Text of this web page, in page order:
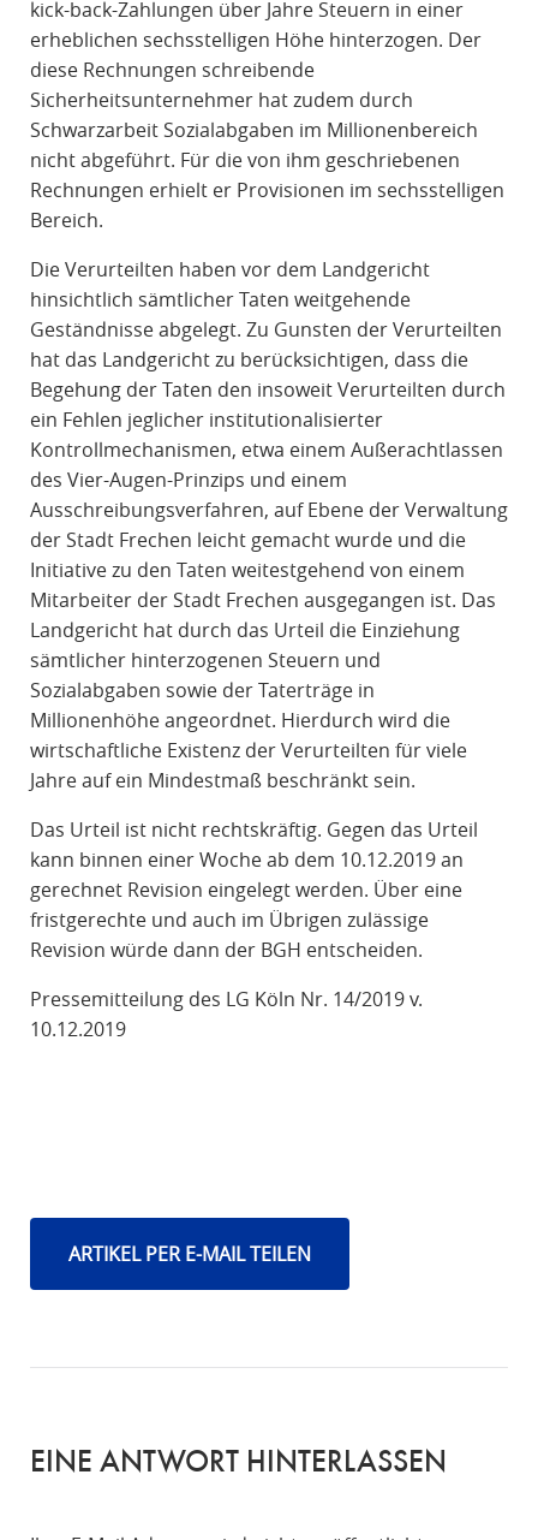
kick-back-Zahlungen über Jahre Steuern in einer
erheblichen sechsstelligen Höhe hinterzogen. Der
diese Rechnungen schreibende
Sicherheitsunternehmer hat zudem durch
Schwarzarbeit Sozialabgaben im Millionenbereich
nicht abgeführt. Für die von ihm geschriebenen
Rechnungen erhielt er Provisionen im sechsstelligen
Bereich.
Die Verurteilten haben vor dem Landgericht
hinsichtlich sämtlicher Taten weitgehende
Geständnisse abgelegt. Zu Gunsten der Verurteilten
hat das Landgericht zu berücksichtigen, dass die
Begehung der Taten den insoweit Verurteilten durch
ein Fehlen jeglicher institutionalisierter
Kontrollmechanismen, etwa einem Außerachtlassen
des Vier-Augen-Prinzips und einem
Ausschreibungsverfahren, auf Ebene der Verwaltung
der Stadt Frechen leicht gemacht wurde und die
Initiative zu den Taten weitestgehend von einem
Mitarbeiter der Stadt Frechen ausgegangen ist. Das
Landgericht hat durch das Urteil die Einziehung
sämtlicher hinterzogenen Steuern und
Sozialabgaben sowie der Taterträge in
Millionenhöhe angeordnet. Hierdurch wird die
wirtschaftliche Existenz der Verurteilten für viele
Jahre auf ein Mindestmaß beschränkt sein.
Das Urteil ist nicht rechtskräftig. Gegen das Urteil
kann binnen einer Woche ab dem 10.12.2019 an
gerechnet Revision eingelegt werden. Über eine
fristgerechte und auch im Übrigen zulässige
Revision würde dann der BGH entscheiden.
Pressemitteilung des LG Köln Nr. 14/2019 v.
10.12.2019
ARTIKEL PER E-MAIL TEILEN
EINE ANTWORT HINTERLASSEN